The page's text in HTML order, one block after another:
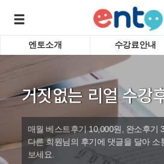
학습도우미 G1
바로가기
엔토소개 수강료안내
거짓없는 리얼 수강
매월 베스트후기 10,000원, 완소후기
다른 회원님의 후기에 댓글을 달아
보세요.